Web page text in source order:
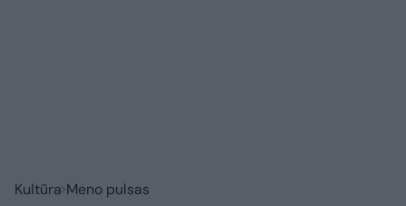
Kultūra Meno pulsas